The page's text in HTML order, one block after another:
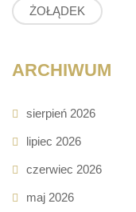
ŻOŁĄDEK
ARCHIWUM
sierpień 2026
lipiec 2026
czerwiec 2026
maj 2026